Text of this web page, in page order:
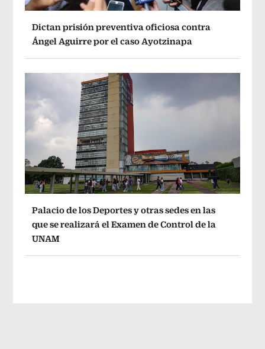
Dictan prisión preventiva oficiosa contra
Ángel Aguirre por el caso Ayotzinapa
Palacio de los Deportes y otras sedes en las
que se realizará el Examen de Control de la
UNAM